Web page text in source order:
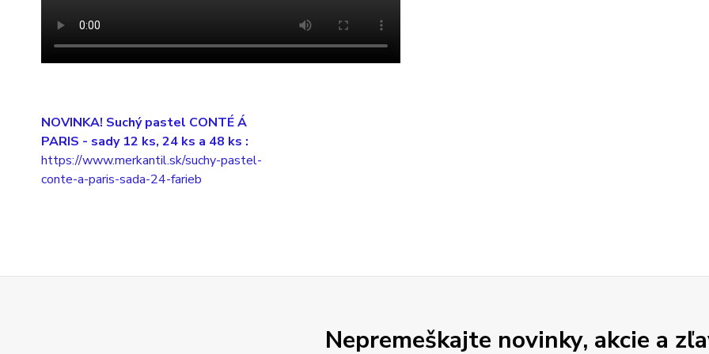
NOVINKA! Suchý pastel CONTÉ Á
PARIS - sady 12 ks, 24 ks a 48 ks :
https://www.merkantil.sk/suchy-pastel-
conte-a-paris-sada-24-farieb
Nepremeškajte novinky, akcie a